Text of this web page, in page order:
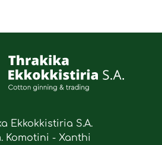
Ekkokkistiria S.A.
Komotini - Xanthi